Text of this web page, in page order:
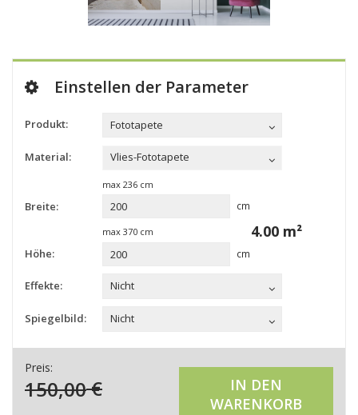
Einstellen der Parameter
Produkt: Fototapete
Material: Vlies-Fototapete
max 236cm
Breite: cm
max 370cm
Höhe: cm
4.00 m²
Effekte: Nicht
Spiegelbild: Nicht
Preis:
150,00€
IN DEN
WARENKORB